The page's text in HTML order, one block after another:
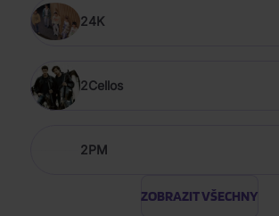
24K
2Cellos
2PM
ZOBRAZIT VŠECHNY